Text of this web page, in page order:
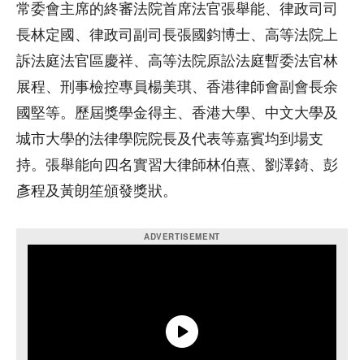
常委會主席的終審法院首席法官張舉能、律政司司
長林定國、律政司副司長張國鈞博士、高等法院上
訴法庭法官區慶祥、高等法院原訟法庭暫委法官林
展程、刑事檢控專員楊美琪、香港律師會副會長余
國堅等。歷屆獎學金得主、香港大學、中文大學及
城市大學的法律學院院長及代表等嘉賓均到場支
持。張舉能向四名實習大律師林伯熹、劉澤錡、彭
彥程及黃朗笙頒發獎狀。